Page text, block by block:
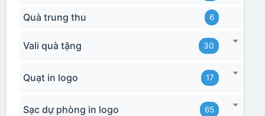
Quà trung thu 6
Vali quà tặng 30
Quạt in logo 17
Sạc dự phòng in logo 65